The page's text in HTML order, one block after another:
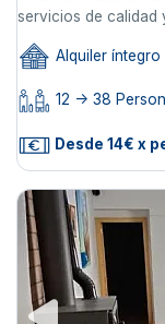
servicios de calidad
Alquiler íntegro
12 -> 38
Desde 14€ x